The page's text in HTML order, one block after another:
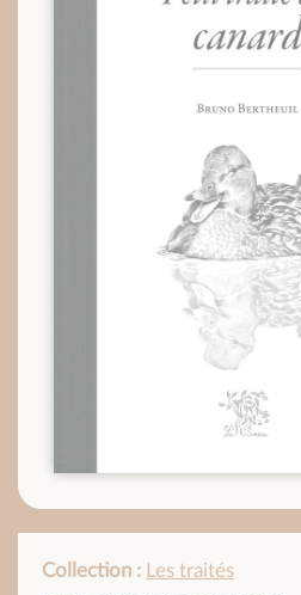
Collection : Les traités